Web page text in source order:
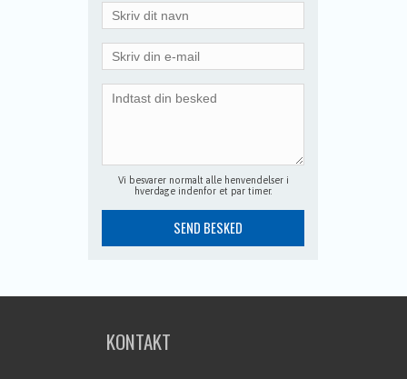
Vi besvarer normalt alle henvendelser i
hverdage indenfor et par timer.
KONTAKT